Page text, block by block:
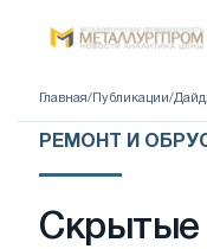
Главная/ Публикации/
РЕМОНТ И